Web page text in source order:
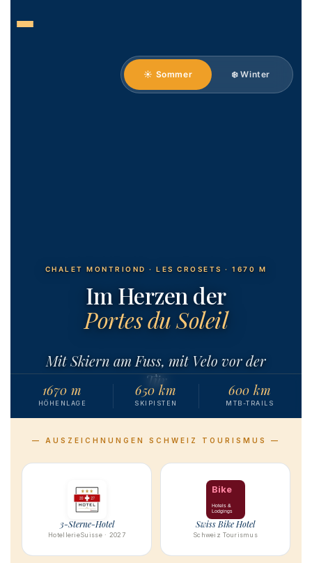
Inhalt
☀️ Sommer ❄️ Winter
CHALET MONTRIOND · LES CROSETS · 1670 M
Im Herzen der
Portes du Soleil
Mit Skiern am Fuss, mit Velo vor der
Tür
1670 m
HÖHENLAGE
650 km
SKIPISTEN
600 km
MTB-TRAILS
— AUSZEICHNUNGEN SCHWEIZ TOURISMUS —
3-Sterne-Hotel
HotellerieSuisse · 2027
Bike
Hotels &
Lodgings
Swiss Bike Hotel
Schweiz Tourismus